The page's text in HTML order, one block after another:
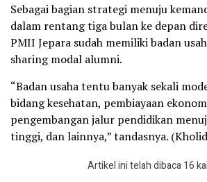
Sebagai bagian strategi menuju
dalam rentang tiga bulan ke depan
PMII Jepara sudah memiliki badan
sharing modal alumni.
“Badan usaha tentu banyak sekali
bidang kesehatan, pembiayaan
pengembangan jalur pendidikan
tinggi, dan lainnya,” tandasnya.
Artikel ini telah dibaca 16